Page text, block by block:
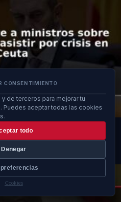
CONSENTIMIENTO
de terceros para mejorar tu
Puedes aceptar todas las cookies
todo
Denegar
preferencias
Cookies
sobre impacto de no asistir